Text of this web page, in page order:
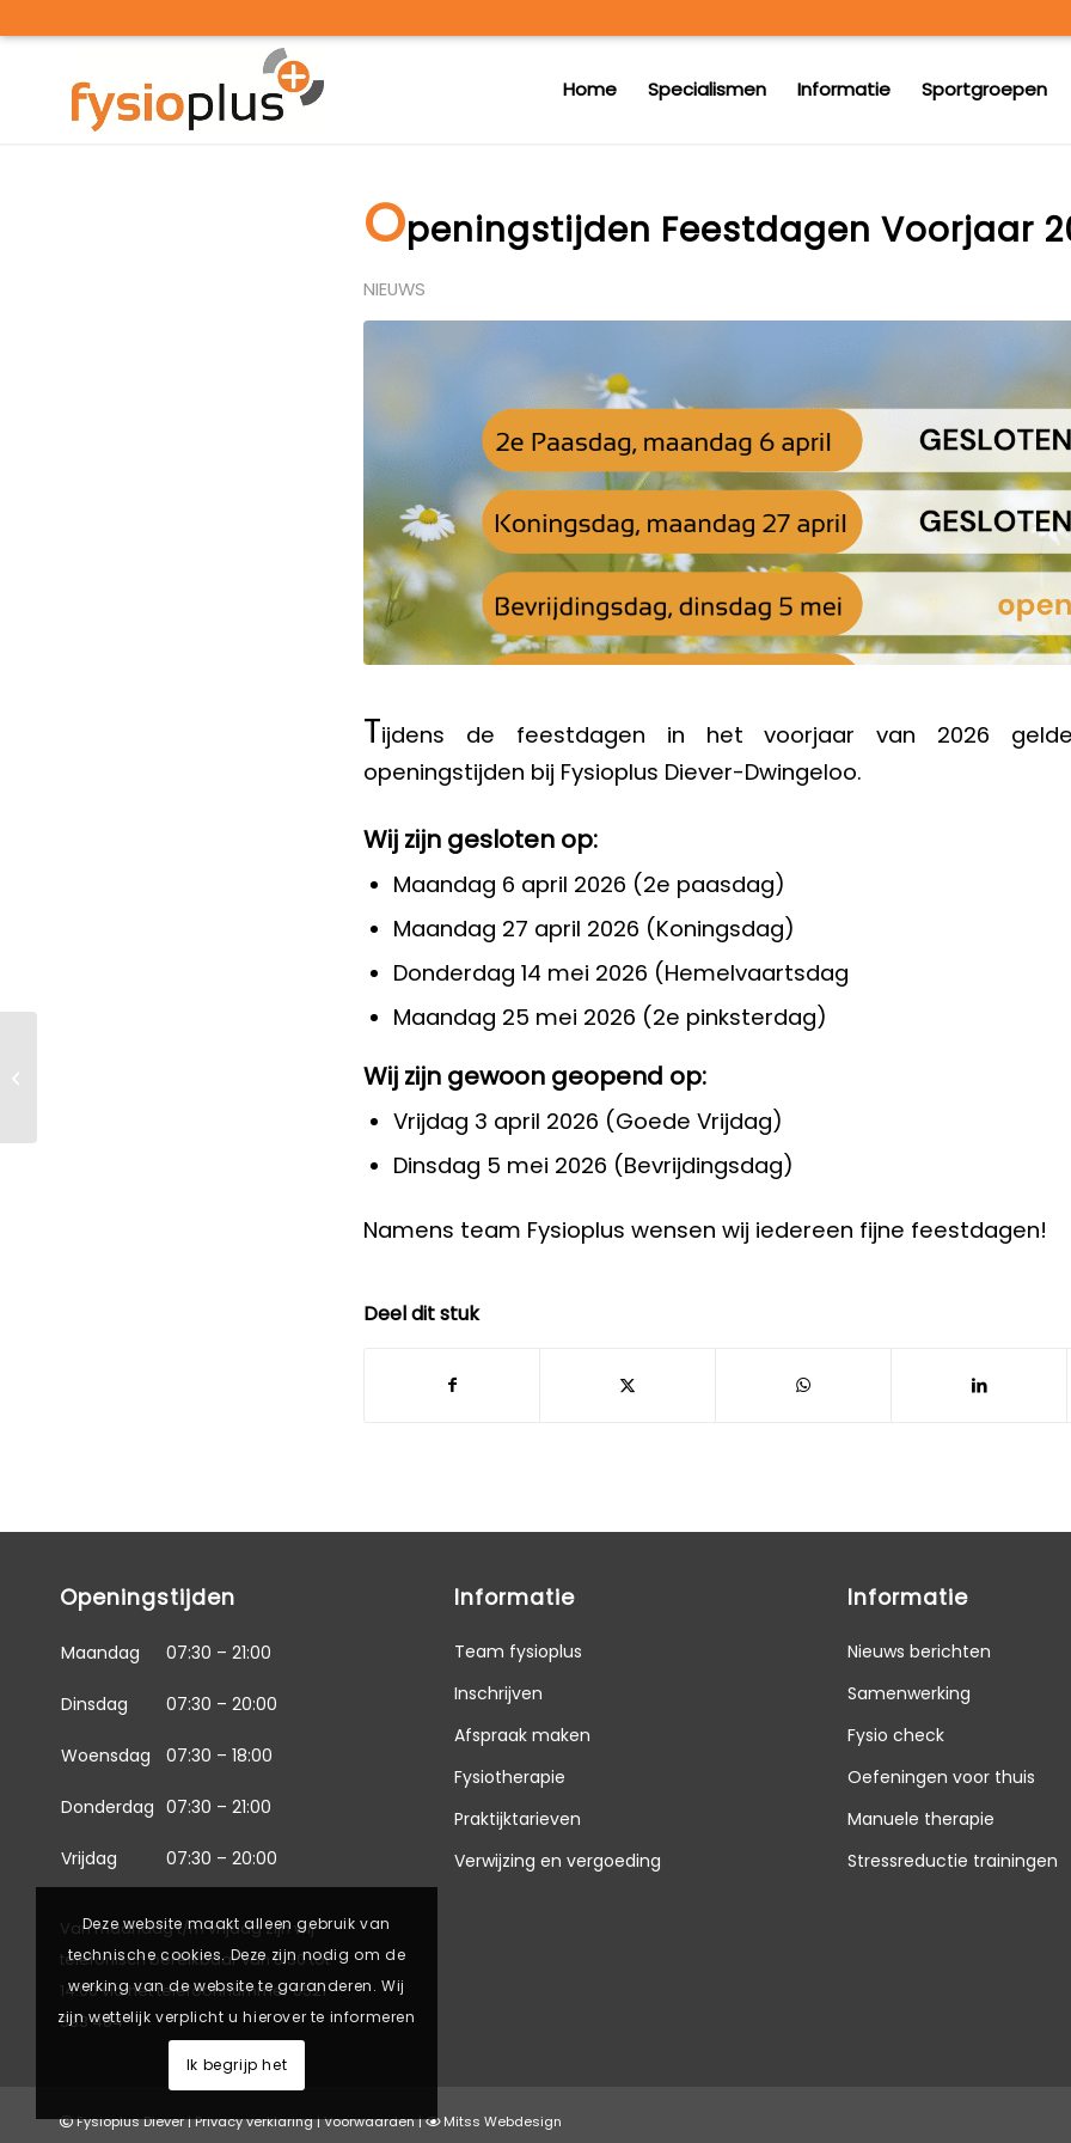
Home Specialismen Informatie Sportgroepen
Openingstijden Feestdagen Voorjaar
NIEUWS
Tijdens de feestdagen in het voorjaar van 2026
openingstijden bij Fysioplus Diever-Dwingeloo.
Wij zijn gesloten op:
Maandag 6 april 2026 (2e paasdag)
Maandag 27 april 2026 (Koningsdag)
Donderdag 14 mei 2026 (Hemelvaartsdag
Maandag 25 mei 2026 (2e pinksterdag)
Wij zijn gewoon geopend op:
Vrijdag 3 april 2026 (Goede Vrijdag)
Dinsdag 5 mei 2026 (Bevrijdingsdag)
Namens team Fysioplus wensen wij iedereen fijne feestdagen!
Deel dit stuk
Openingstijden
Maandag 07:30 – 21:00
Dinsdag 07:30 – 20:00
Woensdag 07:30 – 18:00
Donderdag 07:30 – 21:00
Vrijdag 07:30 – 20:00
Van maandag t/m vrijdag zijn wij
telefonisch bereikbaar van 8.30 tot
14.00 via het telefoonnummer0521 –
593 484
Informatie
Team fysioplus
Inschrijven
Afspraak maken
Fysiotherapie
Praktijktarieven
Verwijzing en vergoeding
Informatie
Nieuws berichten
Samenwerking
Fysio check
Oefeningen voor thuis
Manuele therapie
Stressreductie trainingen
Fysioplus Diever |Privacy verklaring|Voorwaarden| Mitss Webdesign
Deze website maakt alleen gebruik van
technische cookies. Deze zijn nodig om de
werking van de website te garanderen. Wij
zijn wettelijk verplicht u hierover te informeren
Ik begrijp het